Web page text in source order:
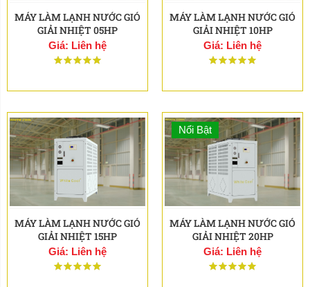
MÁY LÀM LẠNH NƯỚC GIÓ
GIẢI NHIỆT 05HP
Giá: Liên hệ
MÁY LÀM LẠNH NƯỚC GIÓ
GIẢI NHIỆT 10HP
Giá: Liên hệ
MÁY LÀM LẠNH NƯỚC GIÓ
GIẢI NHIỆT 15HP
Giá: Liên hệ
Nổi Bật
MÁY LÀM LẠNH NƯỚC GIÓ
GIẢI NHIỆT 20HP
Giá: Liên hệ